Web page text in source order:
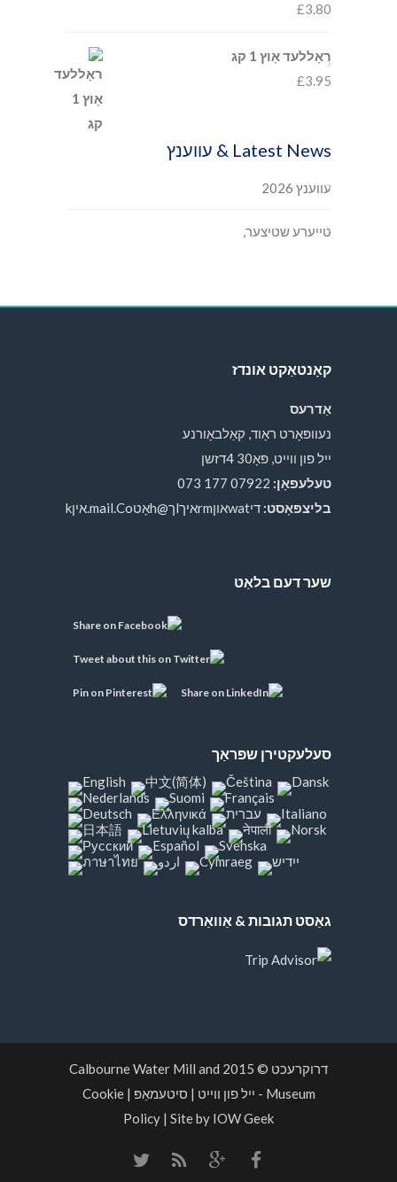
£3.80
ראָללעד אָוץ 1 קג
£3.95
Latest News & עווענץ
עווענץ 2026
טייערע שטיצער,
קאָנטאַקט אונדז
אַדרעס
נעוופּאָרט ראָוד, קאַלבאָורנע
ייל פון ווייט, פּאָ30 4דזשן
טעלעפאָן:
בליצפּאָסט: דיwatאוןrmאיךlך@hאָטmail.Co.איןk
שער דעם בלאַט
סעלעקטירן שפּראַך
גאַסט תגובות & אַוואַרדס
דרוקרעכט © 2015
Calbourne Water Mill and
Museum - ייל פון ווייט | סיטעמאַפּ |
Cookie
Policy | Site by IOW Geek